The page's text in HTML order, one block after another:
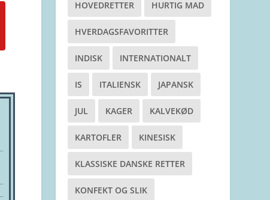
HOVEDRETTER HURTIG MAD
HVERDAGSFAVORITTER
INDISK INTERNATIONALT
IS ITALIENSK JAPANSK
JUL KAGER KALVEKØD
KARTOFLER KINESISK
KLASSISKE DANSKE RETTER
KONFEKT OG SLIK